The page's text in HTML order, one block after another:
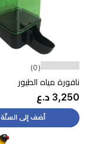
(0)
نافورة مياه الطيور
3,250 د.ع
أضف إلى السلّة